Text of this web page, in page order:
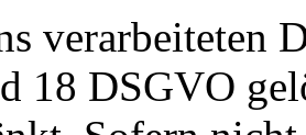
verarbeiteten
18 DSGVO